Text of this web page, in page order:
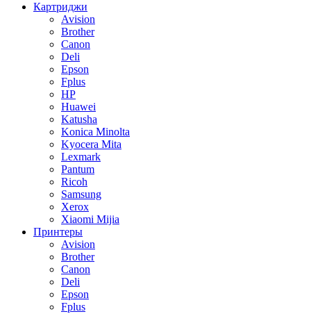
Картриджи
Avision
Brother
Canon
Deli
Epson
Fplus
HP
Huawei
Katusha
Konica Minolta
Kyocera Mita
Lexmark
Pantum
Ricoh
Samsung
Xerox
Xiaomi Mijia
Принтеры
Avision
Brother
Canon
Deli
Epson
Fplus